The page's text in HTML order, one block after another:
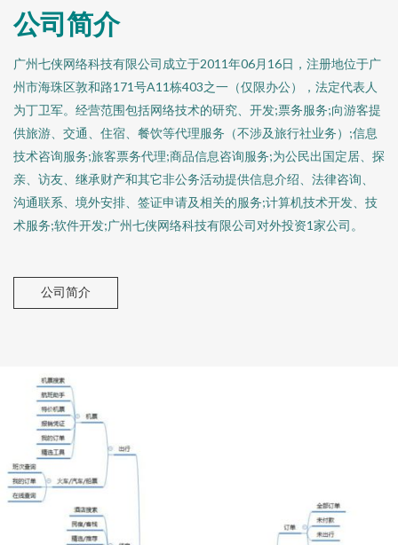
公司简介
广州七侠网络科技有限公司成立于2011年06月16日，注册地位于广
州市海珠区敦和路171号A11栋403之一（仅限办公），法定代表人
为丁卫军。经营范围包括网络技术的研究、开发;票务服务;向游客提
供旅游、交通、住宿、餐饮等代理服务（不涉及旅行社业务）;信息
技术咨询服务;旅客票务代理;商品信息咨询服务;为公民出国定居、探
亲、访友、继承财产和其它非公务活动提供信息介绍、法律咨询、
沟通联系、境外安排、签证申请及相关的服务;计算机技术开发、技
术服务;软件开发;广州七侠网络科技有限公司对外投资1家公司。
公司简介